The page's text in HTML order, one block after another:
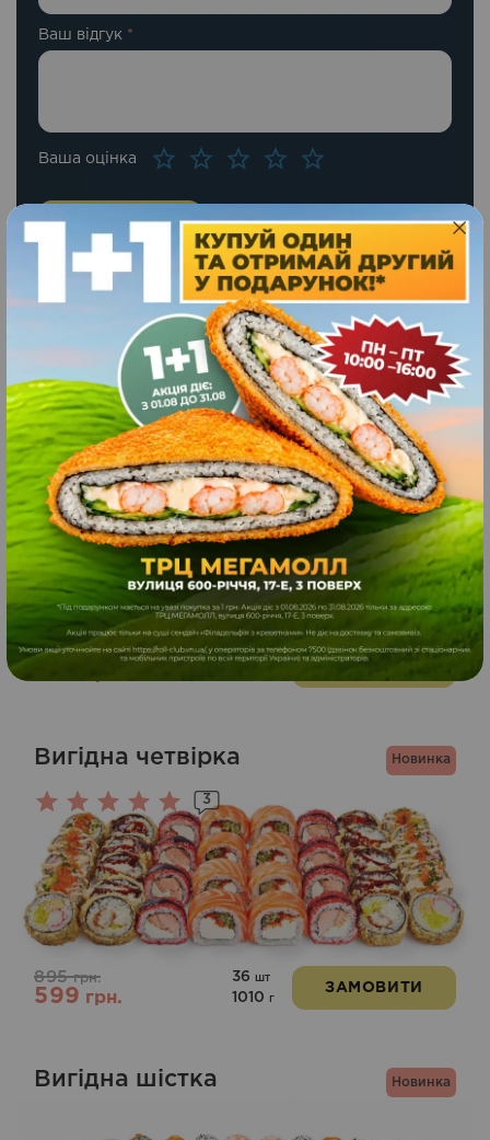
Ваша оцінка
Ваш відгук *
Схожі страви
-30%
Гурман
1013грн. 32шт
ЗАМОВИТИ
Новинка
Вигідна четвірка
Оцінено
в
5.00
з 5
3
895грн.
599грн.
36 шт
1010 г
ЗАМОВИТИ
Новинка
Вигідна шістка